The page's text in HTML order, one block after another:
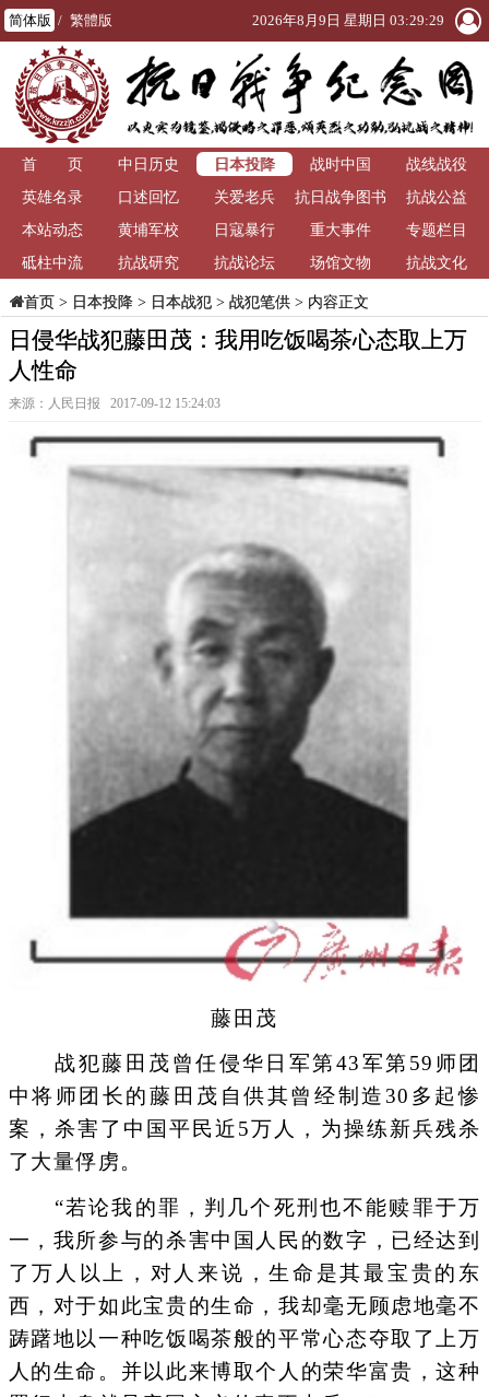
简体版 / 繁體版 2026年8月9日 星期日 03:29:30
首 页 中日历史 日本投降 战时中国
战线战役
英雄名录
口述回忆 关爱老兵
抗日战争图书
馆
抗战公益
本站动态
黄埔军校 日寇暴行 重大事件
专题栏目
砥柱中流
抗战研究 抗战论坛 场馆文物 抗战文化
首页> 日本投降> 日本战犯> 战犯笔供> 内容正文
日侵华战犯藤田茂：我用吃饭喝茶心态取上万
人性命
来源：人民日报 2017-09-12 15:24:03
藤田茂
战犯藤田茂曾任侵华日军第43军第59师团
中将师团长的藤田茂自供其曾经制造30多起惨
案，杀害了中国平民近5万人，为操练新兵残杀
了大量俘虏。
“若论我的罪，判几个死刑也不能赎罪于万
一，我所参与的杀害中国人民的数字，已经达到
了万人以上，对人来说，生命是其最宝贵的东
西，对于如此宝贵的生命，我却毫无顾虑地毫不
踌躇地以一种吃饭喝茶般的平常心态夺取了上万
人的生命。并以此来博取个人的荣华富贵，这种